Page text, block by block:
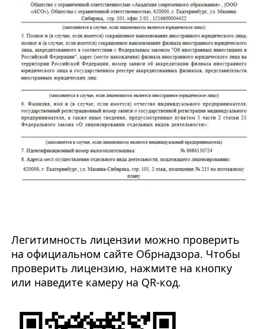
Легитимность лицензии можно проверить
на официальном сайте Обрнадзора. Чтобы
проверить лицензию, нажмите на кнопку
или наведите камеру на QR-код.